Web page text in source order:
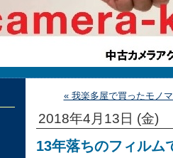
« 我楽多屋で買ったモノ
2018年4月13日 (金)
13年落ちのフィルム